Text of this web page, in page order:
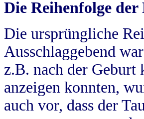
Die Reihenfolge
Die ursprüngliche
Ausschlaggebend
z.B. nach der
anzeigen konnten,
auch vor, dass der